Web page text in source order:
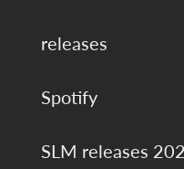
releases
Spotify
SLM releases